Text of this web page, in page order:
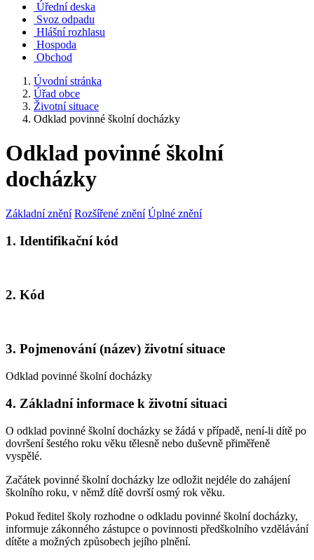
Úřední deska
Svoz odpadu
Hlášní rozhlasu
Hospoda
Obchod
Úvodní stránka
Úřad obce
Životní situace
Odklad povinné školní docházky
Odklad povinné školní
docházky
Základní znění Rozšířené znění Úplné znění
1. Identifikační kód
2. Kód
3. Pojmenování (název) životní situace
Odklad povinné školní docházky
4. Základní informace k životní situaci
O odklad povinné školní docházky se žádá v případě, není-li dítě po
dovršení šestého roku věku tělesně nebo duševně přiměřeně
vyspělé.
Začátek povinné školní docházky lze odložit nejdéle do zahájení
školního roku, v němž dítě dovrší osmý rok věku.
Pokud ředitel školy rozhodne o odkladu povinné školní docházky,
informuje zákonného zástupce o povinnosti předškolního vzdělávání
dítěte a možných způsobech jejího plnění.